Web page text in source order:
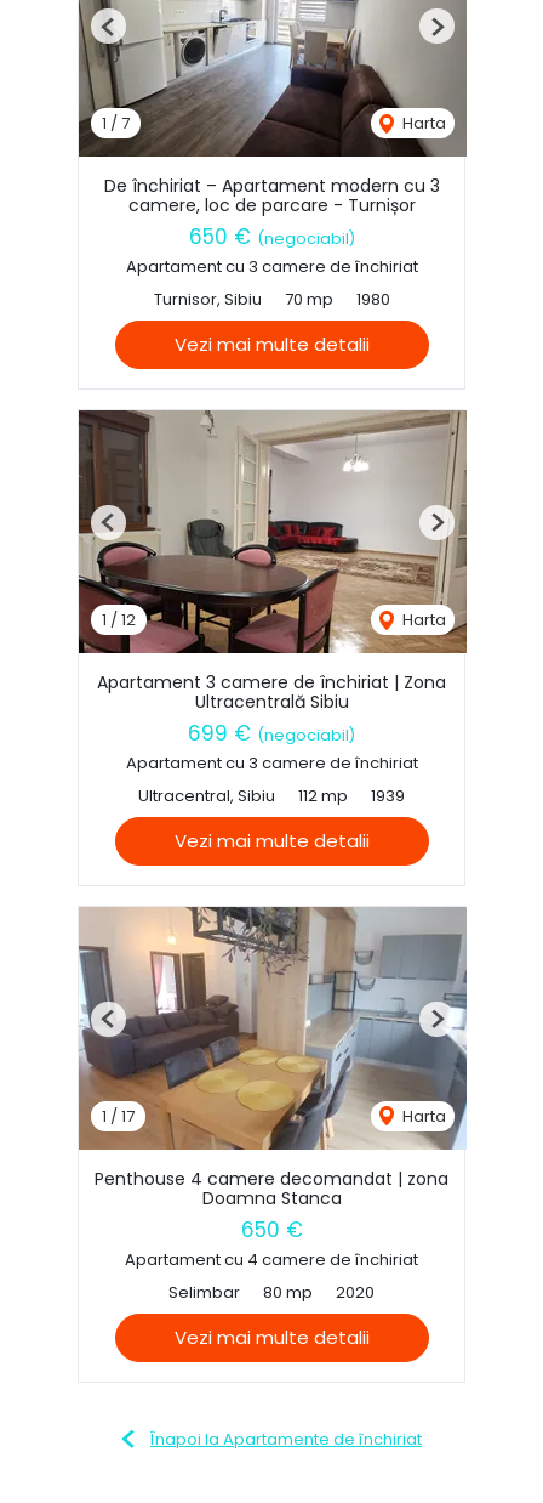
1 / 7 Harta
Previous Next
De închiriat – Apartament modern cu 3
camere, loc de parcare - Turnișor
650 € (negociabil)
Apartament cu 3 camere de închiriat
Turnisor, Sibiu
70 mp 1980
Vezi mai multe detalii
1 /12 Harta
Previous Next
Apartament 3 camere de închiriat | Zona
Ultracentrală Sibiu
699 € (negociabil)
Apartament cu 3 camere de închiriat
Ultracentral, Sibiu
112 mp 1939
Vezi mai multe detalii
1 /17 Harta
Previous Next
Penthouse 4 camere decomandat | zona
Doamna Stanca
650 €
Apartament cu 4 camere de închiriat
Selimbar
80 mp 2020
Vezi mai multe detalii
Înapoi la Apartamente de închiriat